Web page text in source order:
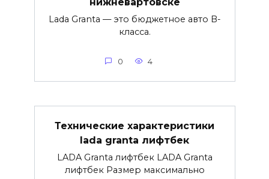
Lada Granta — это бюджетное авто B-
класса.
0 4
Технические характеристики
lada granta лифтбек
LADA Granta лифтбек LADA Granta
лифтбек Размер максимально